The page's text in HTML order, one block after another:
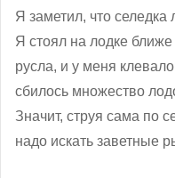
Я заметил, что селедка
Я стоял на лодке
русла, и у меня
сбилось множество
Значит, струя сама по
надо искать заветные